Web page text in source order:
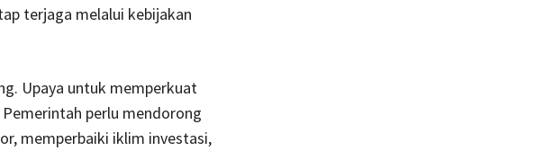
terjaga melalui kebijakan
Upaya untuk memperkuat
perlu mendorong
memperbaiki iklim investasi,